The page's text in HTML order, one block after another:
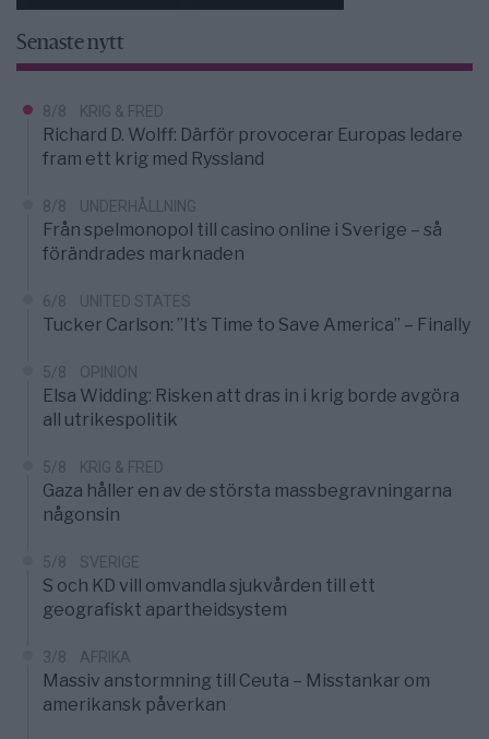
Senaste nytt
8/8 KRIG & FRED
Richard D. Wolff: Därför provocerar Europas ledare
fram ett krig med Ryssland
8/8 UNDERHÅLLNING
Från spelmonopol till casino online i Sverige – så
förändrades marknaden
6/8 UNITED STATES
Tucker Carlson: ”It’s Time to Save America” – Finally
5/8 OPINION
Elsa Widding: Risken att dras in i krig borde avgöra
all utrikespolitik
5/8 KRIG & FRED
Gaza håller en av de största massbegravningarna
någonsin
5/8 SVERIGE
S och KD vill omvandla sjukvården till ett
geografiskt apartheidsystem
3/8 AFRIKA
Massiv anstormning till Ceuta – Misstankar om
amerikansk påverkan